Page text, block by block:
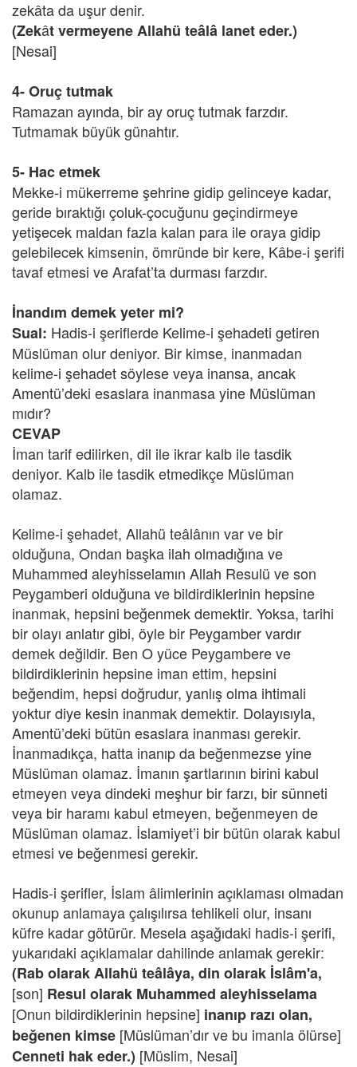
zekâta da uşur denir.
(Zekât vermeyene Allahü teâlâ lanet eder.)
[Nesai]
4- Oruç tutmak
Ramazan ayında, bir ay oruç tutmak farzdır.
Tutmamak büyük günahtır.
5- Hac etmek
Mekke-i mükerreme şehrine gidip gelinceye kadar,
geride bıraktığı çoluk-çocuğunu geçindirmeye
yetişecek maldan fazla kalan para ile oraya gidip
gelebilecek kimsenin, ömründe bir kere, Kâbe-i şerifi
tavaf etmesi ve Arafat’ta durması farzdır.
İnandım demek yeter mi?
Sual: Hadis-i şeriflerde Kelime-i şehadeti getiren
Müslüman olur deniyor. Bir kimse, inanmadan
kelime-i şehadet söylese veya inansa, ancak
Amentü’deki esaslara inanmasa yine Müslüman
mıdır?
CEVAP
İman tarif edilirken, dil ile ikrar kalb ile tasdik
deniyor. Kalb ile tasdik etmedikçe Müslüman
olamaz.
Kelime-i şehadet, Allahü teâlânın var ve bir
olduğuna, Ondan başka ilah olmadığına ve
Muhammed aleyhisselamın Allah Resulü ve son
Peygamberi olduğuna ve bildirdiklerinin hepsine
inanmak, hepsini beğenmek demektir. Yoksa, tarihi
bir olayı anlatır gibi, öyle bir Peygamber vardır
demek değildir. Ben O yüce Peygambere ve
bildirdiklerinin hepsine iman ettim, hepsini
beğendim, hepsi doğrudur, yanlış olma ihtimali
yoktur diye kesin inanmak demektir. Dolayısıyla,
Amentü’deki bütün esaslara inanması gerekir.
İnanmadıkça, hatta inanıp da beğenmezse yine
Müslüman olamaz. İmanın şartlarının birini kabul
etmeyen veya dindeki meşhur bir farzı, bir sünneti
veya bir haramı kabul etmeyen, beğenmeyen de
Müslüman olamaz. İslamiyet’i bir bütün olarak kabul
etmesi ve beğenmesi gerekir.
Hadis-i şerifler, İslam âlimlerinin açıklaması olmadan
okunup anlamaya çalışılırsa tehlikeli olur, insanı
küfre kadar götürür. Mesela aşağıdaki hadis-i şerifi,
yukarıdaki açıklamalar dahilinde anlamak gerekir:
(Rab olarak Allahü teâlâya, din olarak İslâm'a,
[son] Resul olarak Muhammed aleyhisselama
[Onun bildirdiklerinin hepsine] inanıp razı olan,
beğenen kimse [Müslüman’dır ve bu imanla ölürse]
Cenneti hak eder.) [Müslim, Nesai]